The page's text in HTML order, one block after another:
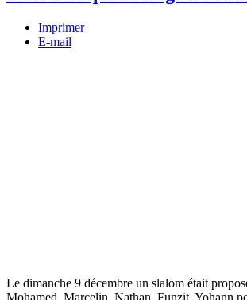
Imprimer
E-mail
Le dimanche 9 décembre un slalom était